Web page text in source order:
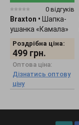
0 відгуків
Braxton •
Шапка-
ушанка «Камала»
Роздрібна ціна:
499 грн.
Оптова ціна:
Дізнатись оптову
ціну